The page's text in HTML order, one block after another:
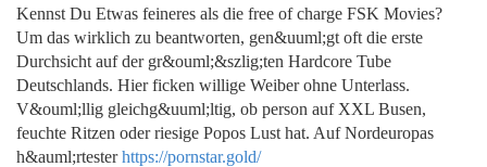
Kennst Du Etwas feineres als die free of charge FSK Movies?
Um das wirklich zu beantworten, gen&uuml;gt oft die erste
Durchsicht auf der gr&ouml;&szlig;ten Hardcore Tube
Deutschlands. Hier ficken willige Weiber ohne Unterlass.
V&ouml;llig gleichg&uuml;ltig, ob person auf XXL Busen,
feuchte Ritzen oder riesige Popos Lust hat. Auf Nordeuropas
h&auml;rtesterhttps://pornstar.gold/